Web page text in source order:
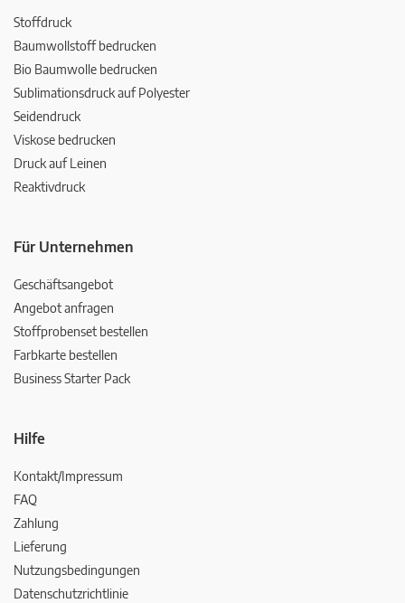
Stoffdruck
Baumwollstoff bedrucken
Bio Baumwolle bedrucken
Sublimationsdruck auf Polyester
Seidendruck
Viskose bedrucken
Druck auf Leinen
Reaktivdruck
Für Unternehmen
Geschäftsangebot
Angebot anfragen
Stoffprobenset bestellen
Farbkarte bestellen
Business Starter Pack
Hilfe
Kontakt/Impressum
FAQ
Zahlung
Lieferung
Nutzungsbedingungen
Datenschutzrichtlinie